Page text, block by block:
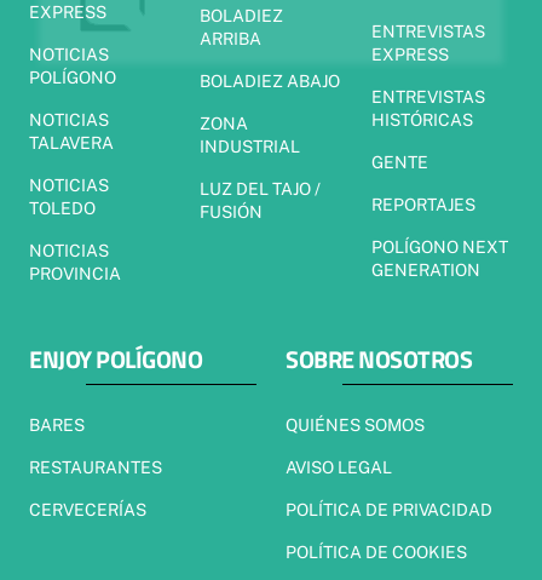
EXPRESS
NOTICIAS
POLÍGONO
NOTICIAS
TALAVERA
NOTICIAS
TOLEDO
NOTICIAS
PROVINCIA
BOLADIEZ
ARRIBA
BOLADIEZ ABAJO
ZONA
INDUSTRIAL
LUZ DEL TAJO /
FUSIÓN
ENTREVISTAS
EXPRESS
ENTREVISTAS
HISTÓRICAS
GENTE
REPORTAJES
POLÍGONO NEXT
GENERATION
ENJOY POLÍGONO
BARES
RESTAURANTES
CERVECERÍAS
SOBRE NOSOTROS
QUIÉNES SOMOS
AVISO LEGAL
POLÍTICA DE PRIVACIDAD
POLÍTICA DE COOKIES